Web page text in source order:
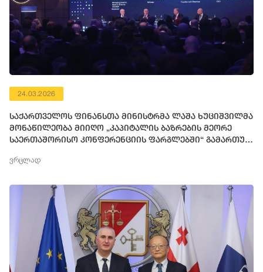
24.03.2026
საქართველოს ფინანსთა მინისტრმა ლაშა ხუციშვილმა
მონაწილეობა მიიღო „კაპიტალის ბაზრების მეორე
საერთაშორისო კონფერენციის ფარგლებში“ გამართულ
ვრცლად